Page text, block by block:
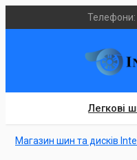
Телефони:
Легкові
Магазин шин та дисків